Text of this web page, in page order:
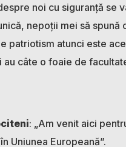
noi cu siguranță se
nepoții mei să
patriotism atunci este
câte o foaie de
: „Am venit aici
Uniunea Europeană”.